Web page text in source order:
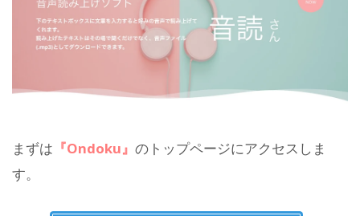
まずは 『Ondoku』 のトップページにアクセスしま
す。